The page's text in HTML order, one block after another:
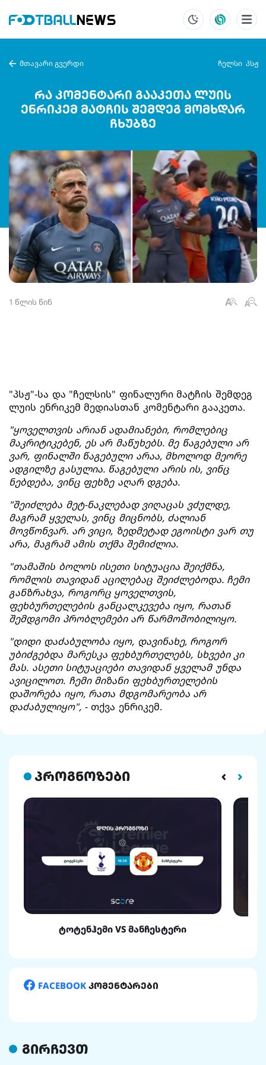
მთავარი გვერდი ჩელსი პსჟ
რა კომენტარი გააკეთა ლუის
ენრიკემ მატჩის შემდეგ მომხდარ
ჩხუბზე
1 წლის წინ
"პსჟ"-სა და "ჩელსის" ფინალური მატჩის შემდეგ
ლუის ენრიკემ მედიასთან კომენტარი გააკეთა.
"ყოველთვის არიან ადამიანები, რომლებიც
მაკრიტიკებენ, ეს არ მაწუხებს. მე წაგებული არ
ვარ, ფინალში წაგებული არაა, მხოლოდ მეორე
ადგილზე გასულია. წაგებული არის ის, ვინც
ნებდება, ვინც ფეხზე აღარ დგება.
"შეიძლება მეტ-ნაკლებად ვიღაცას ვძულდე,
მაგრამ ყველას, ვინც მიცნობს, ძალიან
მოვწონვარ. არ ვიცი, ზედმეტად ეგოისტი ვარ თუ
არა, მაგრამ ამის თქმა შემიძლია.
"თამაშის ბოლოს ისეთი სიტუაცია შეიქმნა,
რომლის თავიდან აცილებაც შეიძლებოდა. ჩემი
განზრახვა, როგორც ყოველთვის,
ფეხბურთელების განცალკევება იყო, რათან
შემდგომი პრობლემები არ წარმოშობილიყო.
"დიდი დაძაბულობა იყო, დავინახე, როგორ
უბიძგებდა მარესკა ფეხბურთელებს, სხვები კი
მას. ასეთი სიტუაციები თავიდან ყველამ უნდა
ავიცილოთ. ჩემი მიზანი ფეხბურთელების
დაშორება იყო, რათა მდგომარეობა არ
დაძაბულიყო", - თქვა ენრიკემ.
პროგნოზები
ტოტენჰემი VS მანჩესტერი
FACEBOOK კომენტარები
გირჩევთ